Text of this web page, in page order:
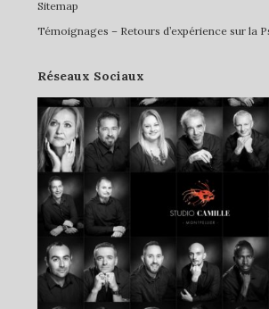
Sitemap
Témoignages – Retours d’expérience sur la
Réseaux Sociaux